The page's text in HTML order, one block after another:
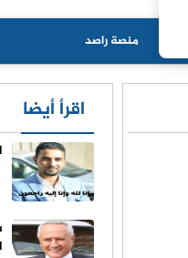
منصة راصد
اقرأ أيضا